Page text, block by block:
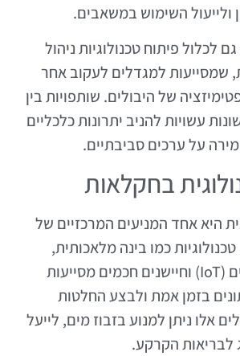
ולייעול השימוש במשאבים.
לכלול פיתוח טכנולוגיות ניהול
שמסייעות למגדלים לעקוב אחר
של היבולים. שותפויות בין
עשויות להניב יתרונות כלכליים
על ערכים סביבתיים.
בחקלאות
היא אחד המניעים המרכזיים של
כמו בינה מלאכותית,
אינטרנט של הדברים (IoT) וחיישנים חכמים מסייעות
בזמן אמת ולבצע החלטות
אלו ניתן למנוע בזבוז מים, לייעל
לבריאות הקרקע.